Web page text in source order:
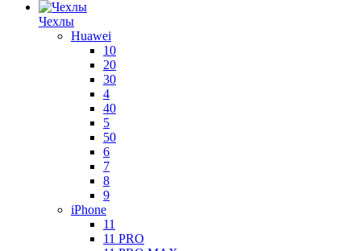
Чехлы
Huawei
10
20
30
4
40
5
50
6
7
8
9
iPhone
11
11 PRO